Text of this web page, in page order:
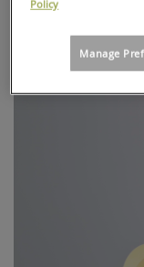
Policy
Manage